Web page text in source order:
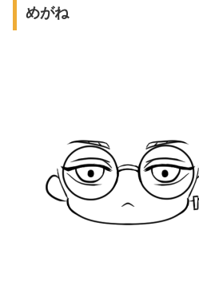
めがね